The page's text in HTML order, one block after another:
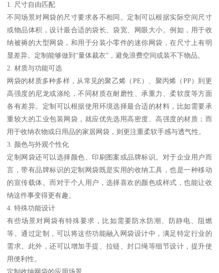
1. 尺寸自由匹配
不同场景对网袋的尺寸要求各不相同。定制可以根据实际空间尺寸
或物品体积，设计最合适的袋长、袋宽、网眼大小。例如，用于收
纳被褥的大型网袋，和用于分装小零件的迷你网袋，在尺寸上有明
显差异。定制能够做到“量体裁衣”，避免浪费空间或装不下物品。
2. 材质与功能可选
网袋的材质多种多样，从常见的聚乙烯（PE）、聚丙烯（PP）到更
高强度的尼龙或涤纶，不同材质在耐磨性、承重力、柔软度等方面
各有差异。定制可以根据使用环境选择最合适的材料，比如需要承
重较大的工业包装网袋，就应优先选用高密度、高强度的材质；而
用于收纳衣物或日用品的家居网袋，则更注重柔软手感与透气性。
3. 颜色与外观个性化
定制网袋还可以选择颜色、印刷图案或品牌标识。对于企业用户而
言，带有品牌标识的定制网袋既是实用的收纳工具，也是一种移动
的宣传载体。而对于个人用户，选择喜欢的颜色或样式，也能让收
纳这件事变得更有趣。
4. 特殊功能设计
有些场景对网袋有特殊要求，比如需要防水防潮、防静电、阻燃
等。通过定制，可以将这些功能融入网袋设计中，满足特定行业的
需求。此外，还可以增加手提、拉链、封口绳等细节设计，提升使
用便利性。